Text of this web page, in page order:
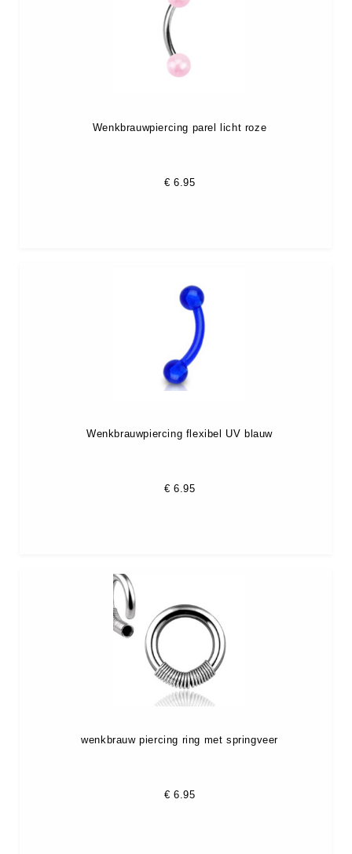
Wenkbrauwpiercing parel licht roze
€ 6.95
Wenkbrauwpiercing flexibel UV blauw
€ 6.95
wenkbrauw piercing ring met springveer
€ 6.95